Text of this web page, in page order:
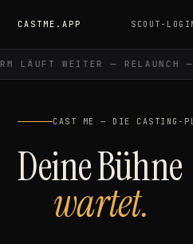
CASTME.APP SCOUT-
LÄUFT WEITER — RELAUNCH —
CAST ME — DIE CASTING-
Deine Bühne
wartet.